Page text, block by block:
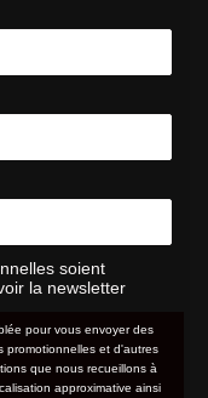
soient
la newsletter
pour vous envoyer des
promotionnelles et d'autres
que nous recueillons à
approximative ainsi